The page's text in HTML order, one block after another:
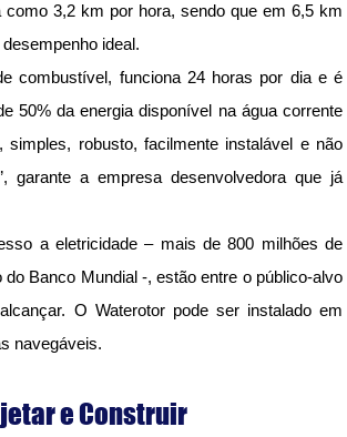
como 3,2 km por hora, sendo que em 6,5 ​​km
ideal.
combustível, funciona 24 horas por dia e é
50% da energia disponível na água corrente
simples, robusto, facilmente instalável e não
garante a empresa desenvolvedora que já
a eletricidade – mais de 800 milhões de
Banco Mundial -, estão entre o público-alvo
O Waterotor pode ser instalado em
navegáveis.
e Construir